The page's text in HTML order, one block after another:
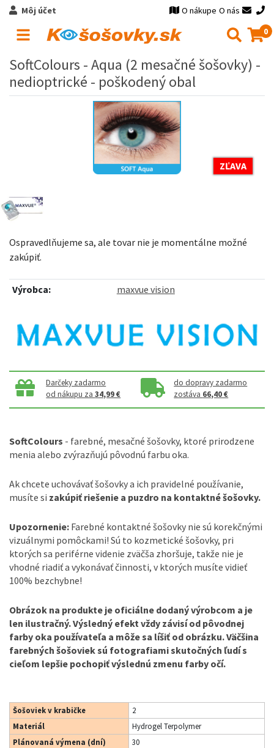
Môj účet O nákupe O nás
0
SoftColours - Aqua (2 mesačné šošovky) -
nedioptrické - poškodený obal
ZĽAVA
Ospravedlňujeme sa, ale tovar nie je momentálne možné
zakúpiť.
Výrobca: maxvue vision
Darčeky zadarmo
od nákupu za34,99 €
do dopravy zadarmo
zostáva 66,40 €
SoftColours - farebné, mesačné šošovky, ktoré prirodzene
menia alebo zvýrazňujú pôvodnú farbu oka.
Ak chcete uchovávať šošovky a ich pravidelné používanie,
musíte si zakúpiť riešenie a puzdro na kontaktné šošovky.
Upozornenie: Farebné kontaktné šošovky nie sú korekčnými
vizuálnymi pomôckami! Sú to kozmetické šošovky, pri
ktorých sa periférne videnie zväčša zhoršuje, takže nie je
vhodné riadiť a vykonávať činnosti, v ktorých musíte vidieť
100% bezchybne!
Obrázok na produkte je oficiálne dodaný výrobcom a je
len ilustračný. Výsledný efekt vždy závisí od pôvodnej
farby oka používateľa a môže sa líšiť od obrázku. Väčšina
farebných šošoviek sú fotografiami skutočných ľudí s
cieľom lepšie pochopiť výslednú zmenu farby očí.
Šošoviek v krabičke
2
Materiál
Hydrogel Terpolymer
Plánovaná výmena (dní)
30